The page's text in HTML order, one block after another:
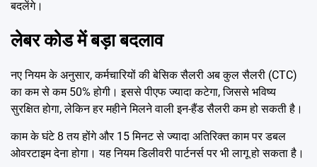
बदलेंगे।
लेबर कोड में बड़ा बदलाव
नए नियम के अनुसार, कर्मचारियों की बेसिक सैलरी अब कुल सैलरी (CTC)
का कम से कम 50% होगी। इससे पीएफ ज्यादा कटेगा, जिससे भविष्य
सुरक्षित होगा, लेकिन हर महीने मिलने वाली इन-हैंड सैलरी कम हो सकती है।
काम के घंटे 8 तय होंगे और 15 मिनट से ज्यादा अतिरिक्त काम पर डबल
ओवरटाइम देना होगा। यह नियम डिलीवरी पार्टनर्स पर भी लागू हो सकता है।